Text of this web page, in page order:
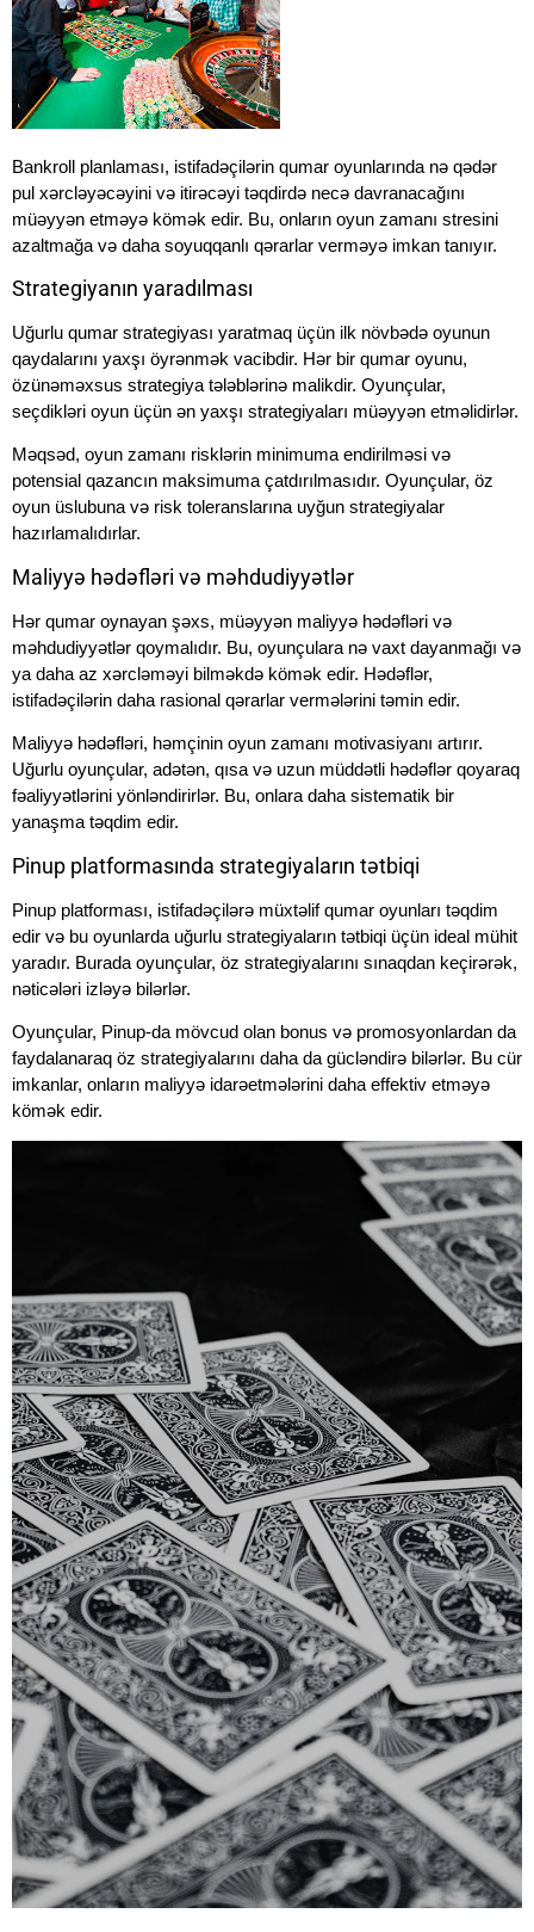
Bankroll planlaması, istifadəçilərin qumar oyunlarında nə qədər
pul xərcləyəcəyini və itirəcəyi təqdirdə necə davranacağını
müəyyən etməyə kömək edir. Bu, onların oyun zamanı stresini
azaltmağa və daha soyuqqanlı qərarlar verməyə imkan tanıyır.
Strategiyanın yaradılması
Uğurlu qumar strategiyası yaratmaq üçün ilk növbədə oyunun
qaydalarını yaxşı öyrənmək vacibdir. Hər bir qumar oyunu,
özünəməxsus strategiya tələblərinə malikdir. Oyunçular,
seçdikləri oyun üçün ən yaxşı strategiyaları müəyyən etməlidirlər.
Məqsəd, oyun zamanı risklərin minimuma endirilməsi və
potensial qazancın maksimuma çatdırılmasıdır. Oyunçular, öz
oyun üslubuna və risk toleranslarına uyğun strategiyalar
hazırlamalıdırlar.
Maliyyə hədəfləri və məhdudiyyətlər
Hər qumar oynayan şəxs, müəyyən maliyyə hədəfləri və
məhdudiyyətlər qoymalıdır. Bu, oyunçulara nə vaxt dayanmağı və
ya daha az xərcləməyi bilməkdə kömək edir. Hədəflər,
istifadəçilərin daha rasional qərarlar vermələrini təmin edir.
Maliyyə hədəfləri, həmçinin oyun zamanı motivasiyanı artırır.
Uğurlu oyunçular, adətən, qısa və uzun müddətli hədəflər qoyaraq
fəaliyyətlərini yönləndirirlər. Bu, onlara daha sistematik bir
yanaşma təqdim edir.
Pinup platformasında strategiyaların tətbiqi
Pinup platforması, istifadəçilərə müxtəlif qumar oyunları təqdim
edir və bu oyunlarda uğurlu strategiyaların tətbiqi üçün ideal mühit
yaradır. Burada oyunçular, öz strategiyalarını sınaqdan keçirərək,
nəticələri izləyə bilərlər.
Oyunçular, Pinup-da mövcud olan bonus və promosyonlardan da
faydalanaraq öz strategiyalarını daha da gücləndirə bilərlər. Bu cür
imkanlar, onların maliyyə idarəetmələrini daha effektiv etməyə
kömək edir.